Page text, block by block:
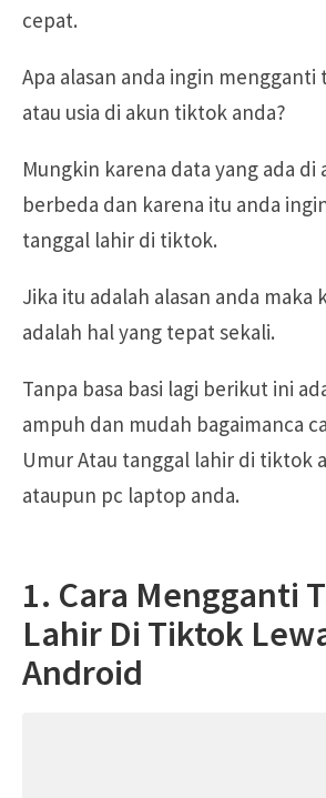
cepat.
Apa alasan anda ingin mengganti
atau usia di akun tiktok anda?
Mungkin karena data yang ada
berbeda dan karena itu anda
tanggal lahir di tiktok.
Jika itu adalah alasan anda maka
adalah hal yang tepat sekali.
Tanpa basa basi lagi berikut ini
ampuh dan mudah bagaimanca
Umur Atau tanggal lahir di tiktok
ataupun pc laptop anda.
1. Cara Mengganti
Lahir Di Tiktok
Android